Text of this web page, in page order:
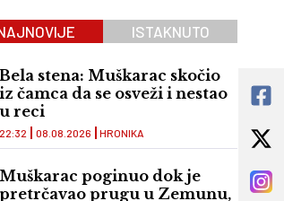
ISTAKNUTO
Bela stena: Muškarac skočio
iz čamca da se osveži i nestao
u reci
HRONIKA
22:32 08.08.2026
Muškarac poginuo dok je
pretrčavao prugu u Zemunu,